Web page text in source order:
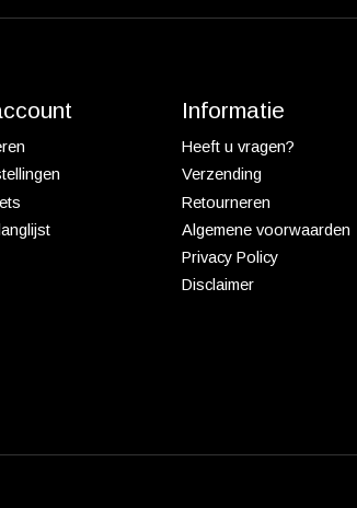
Informatie
Heeft u vragen?
Verzending
Retourneren
Algemene voorwaarden
Privacy Policy
Disclaimer